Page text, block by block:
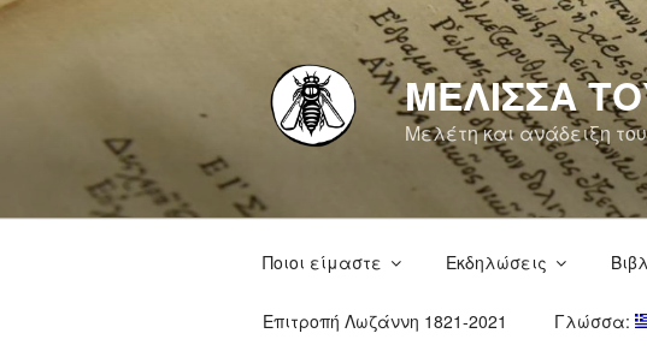
Μετάβαση
ΜΕΛΙΣΣΑ
Μελέτη και ανάδειξη
Ποιοι είμαστε Εκδηλώσεις
Επιτροπή Λωζάννη 1821-2021 Γλώσσα: